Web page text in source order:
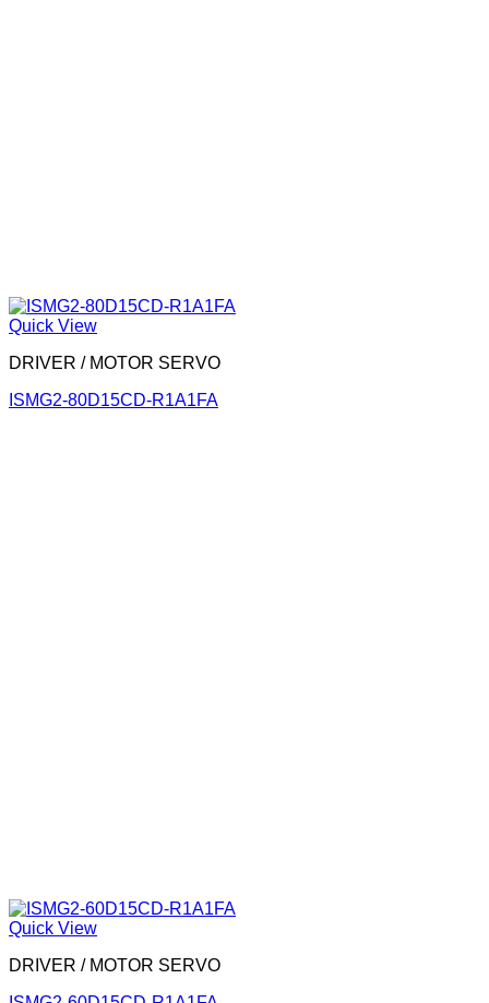
Quick View
DRIVER / MOTOR SERVO
ISMG2-80D15CD-R1A1FA
Quick View
DRIVER / MOTOR SERVO